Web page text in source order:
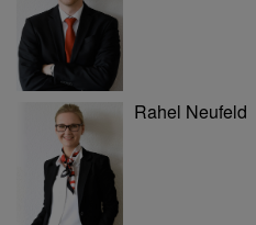
Rahel Neufeld